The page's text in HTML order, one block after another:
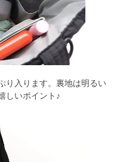
り入ります。裏地は明るい
しいポイント♪